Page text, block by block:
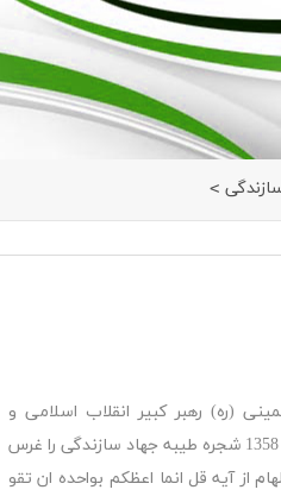
(ره) رهبر کبیر انقلاب اسلامی و
بنیانگذار جمهوری اسلامی ایران که در تاریخ 27 خردادماه 1358 شجره طیبه جهاد سازندگی را غرس
از آیه قل انما اعظکم بواحده ان تقو